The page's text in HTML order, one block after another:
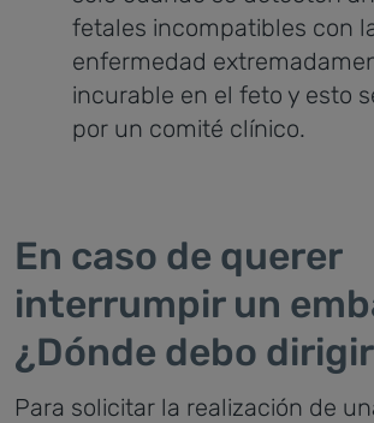
fetales incompatibles con
enfermedad
incurable en el feto y esto
por un comité clínico.
En caso de querer
interrumpir un
¿Dónde debo
Para solicitar la realización de